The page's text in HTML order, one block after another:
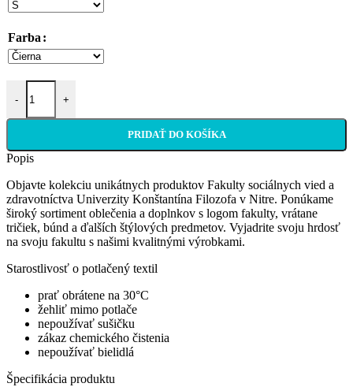
Farba
-
množstvo Pánska polokošeľa
+
PRIDAŤ DO KOŠÍKA
Popis
Objavte kolekciu unikátnych produktov Fakulty sociálnych vied a
zdravotníctva Univerzity Konštantína Filozofa v Nitre. Ponúkame
široký sortiment oblečenia a doplnkov s logom fakulty, vrátane
tričiek, búnd a ďalších štýlových predmetov. Vyjadrite svoju hrdosť
na svoju fakultu s našimi kvalitnými výrobkami.
Starostlivosť o potlačený textil
prať obrátene na 30°C
žehliť mimo potlače
nepoužívať sušičku
zákaz chemického čistenia
nepoužívať bielidlá
Špecifikácia produktu